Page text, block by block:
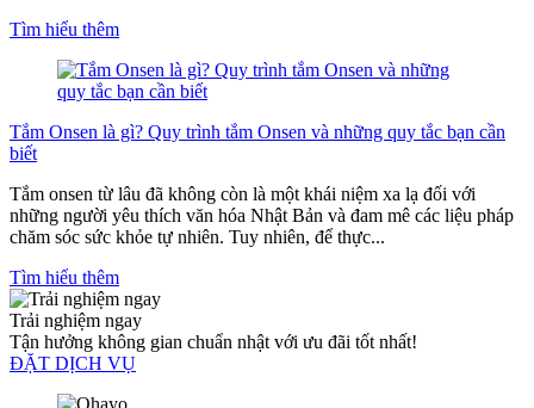
Tìm hiểu thêm
Tắm Onsen là gì? Quy trình tắm Onsen và những quy tắc bạn cần
biết
Tắm onsen từ lâu đã không còn là một khái niệm xa lạ đối với
những người yêu thích văn hóa Nhật Bản và đam mê các liệu pháp
chăm sóc sức khỏe tự nhiên. Tuy nhiên, để thực...
Tìm hiểu thêm
Trải nghiệm ngay
Tận hưởng không gian chuẩn nhật với ưu đãi tốt nhất!
ĐẶT DỊCH VỤ